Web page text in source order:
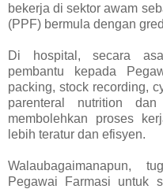
bekerja di sektor awam
(PPF) bermula dengan
Di hospital, secara
pembantu kepada
packing, stock recording,
parenteral nutrition
membolehkan proses
lebih teratur dan efisyen.
Walaubagaimanapun,
Pegawai Farmasi untuk